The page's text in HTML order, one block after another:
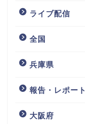
ライブ配信
全国
兵庫県
報告・レポート
大阪府